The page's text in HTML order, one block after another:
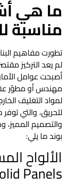
ما هي
مناسبة
تطورت مفاهيم
لم يعد التركيز
أصبحت عوامل
مهندس أو مطوّر
لمواد التغليف
للحريق، والتي توفر
والتصميم المميز،
بوند ما يلي:
Panels)